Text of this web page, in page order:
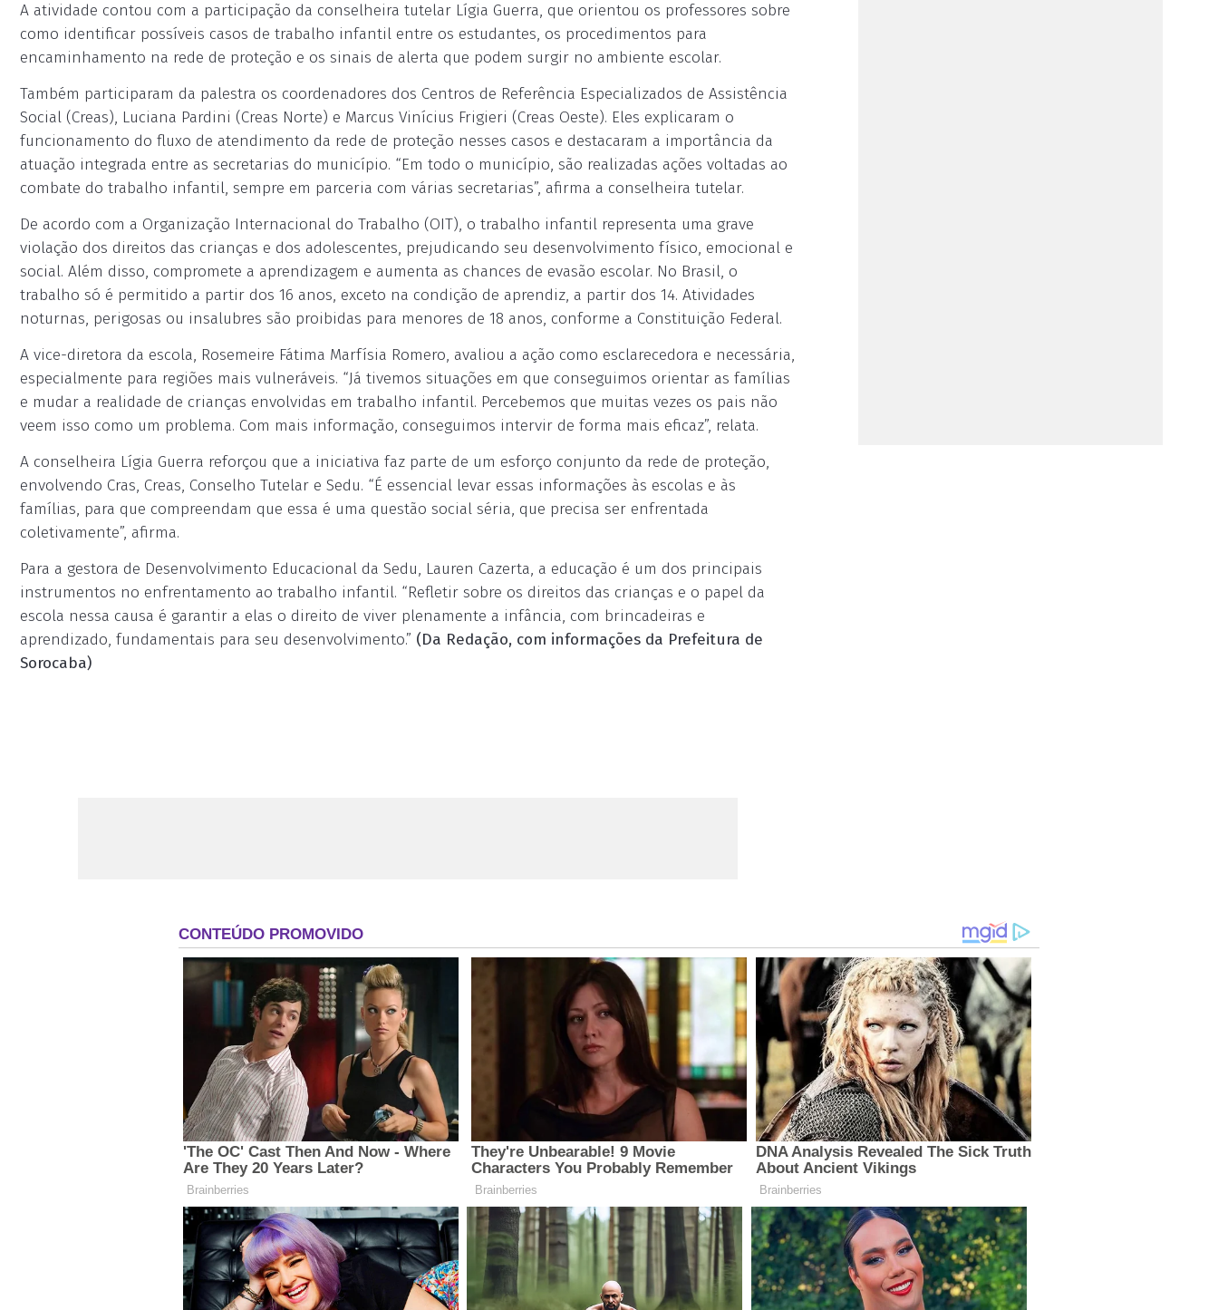
A atividade contou com a participação da conselheira tutelar Lígia Guerra, que orientou os professores sobre
como identificar possíveis casos de trabalho infantil entre os estudantes, os procedimentos para
encaminhamento na rede de proteção e os sinais de alerta que podem surgir no ambiente escolar.
Também participaram da palestra os coordenadores dos Centros de Referência Especializados de Assistência
Social (Creas), Luciana Pardini (Creas Norte) e Marcus Vinícius Frigieri (Creas Oeste). Eles explicaram o
funcionamento do fluxo de atendimento da rede de proteção nesses casos e destacaram a importância da
atuação integrada entre as secretarias do município. “Em todo o município, são realizadas ações voltadas ao
combate do trabalho infantil, sempre em parceria com várias secretarias”, afirma a conselheira tutelar.
De acordo com a Organização Internacional do Trabalho (OIT), o trabalho infantil representa uma grave
violação dos direitos das crianças e dos adolescentes, prejudicando seu desenvolvimento físico, emocional e
social. Além disso, compromete a aprendizagem e aumenta as chances de evasão escolar. No Brasil, o
trabalho só é permitido a partir dos 16 anos, exceto na condição de aprendiz, a partir dos 14. Atividades
noturnas, perigosas ou insalubres são proibidas para menores de 18 anos, conforme a Constituição Federal.
A vice-diretora da escola, Rosemeire Fátima Marfísia Romero, avaliou a ação como esclarecedora e necessária,
especialmente para regiões mais vulneráveis. “Já tivemos situações em que conseguimos orientar as famílias
e mudar a realidade de crianças envolvidas em trabalho infantil. Percebemos que muitas vezes os pais não
veem isso como um problema. Com mais informação, conseguimos intervir de forma mais eficaz”, relata.
A conselheira Lígia Guerra reforçou que a iniciativa faz parte de um esforço conjunto da rede de proteção,
envolvendo Cras, Creas, Conselho Tutelar e Sedu. “É essencial levar essas informações às escolas e às
famílias, para que compreendam que essa é uma questão social séria, que precisa ser enfrentada
coletivamente”, afirma.
Para a gestora de Desenvolvimento Educacional da Sedu, Lauren Cazerta, a educação é um dos principais
instrumentos no enfrentamento ao trabalho infantil. “Refletir sobre os direitos das crianças e o papel da
escola nessa causa é garantir a elas o direito de viver plenamente a infância, com brincadeiras e
aprendizado, fundamentais para seu desenvolvimento.” (Da Redação, com informações da Prefeitura de
Sorocaba)